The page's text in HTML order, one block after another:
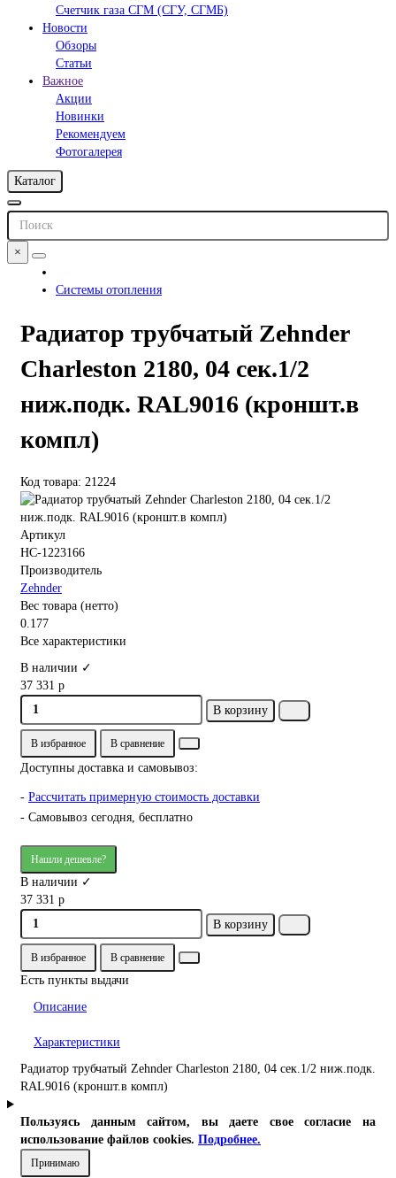
Счетчик газа СГМ (СГУ, СГМБ)
Новости
Обзоры
Статьи
Важное
Акции
Новинки
Рекомендуем
Фотогалерея
Каталог
×
Системы отопления
Радиатор трубчатый Zehnder
Charleston 2180, 04 сек.1/2
ниж.подк. RAL9016 (кроншт.в
компл)
Код товара: 21224
Артикул
НС-1223166
Производитель
Zehnder
Вес товара (нетто)
0.177
Все характеристики
В наличии ✓
37 331 р
В корзину
В избранное В сравнение
Доступны доставка и самовывоз:
- Рассчитать примерную стоимость доставки
- Самовывоз сегодня, бесплатно
Нашли дешевле?
В наличии ✓
37 331 р
В корзину
В избранное В сравнение
Есть пункты выдачи
Описание
Характеристики
Радиатор трубчатый Zehnder Charleston 2180, 04 сек.1/2 ниж.подк.
RAL9016 (кроншт.в компл)
Пользуясь данным сайтом, вы даете свое согласие на
использование файлов cookies. Подробнее.
Принимаю